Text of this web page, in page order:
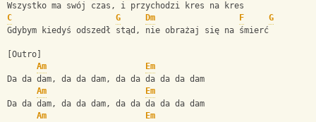
Wszystko ma swój czas, i przychodzi kres na kres
C
G Dm F
G
Gdybym kiedyś odszedł stąd, nie obrażaj się na śmierć
[Outro]
Am
Em
Da da dam, da da dam, da da da da da dam
Am
Em
Da da dam, da da dam, da da da da da dam
Am
Em